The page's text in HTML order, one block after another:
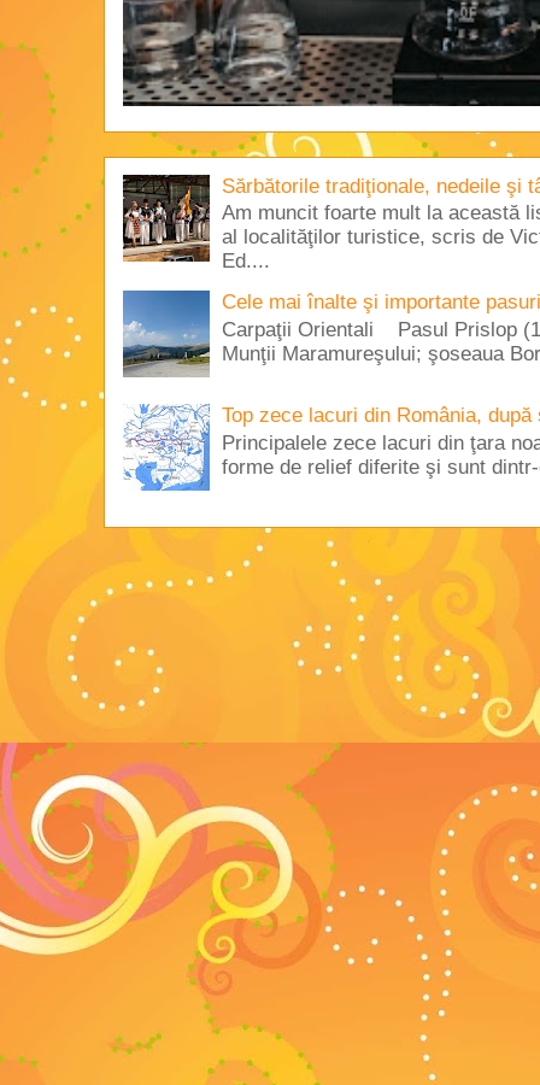
Sărbătorile tradiţionale, nedeile şi
Am muncit foarte mult la această
al localităţilor turistice, scris de
Ed....
Cele mai înalte şi importante
Carpaţii Orientali Pasul Prislop
Munţii Maramureşului; şoseaua
Top zece lacuri din România, după
Principalele zece lacuri din ţara
forme de relief diferite şi sunt